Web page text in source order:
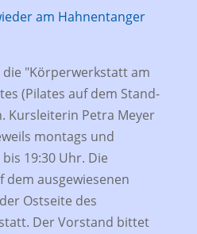
am Hahnentanger
die "Körperwerkstatt am
(Pilates auf dem Stand-
Kursleiterin Petra Meyer
montags und
19:30 Uhr. Die
ausgewiesenen
Ostseite des
Der Vorstand bittet